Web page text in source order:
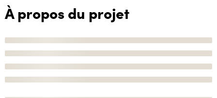
À propos du projet